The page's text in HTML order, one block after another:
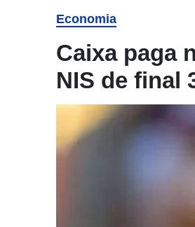
Economia
Caixa paga
NIS de final